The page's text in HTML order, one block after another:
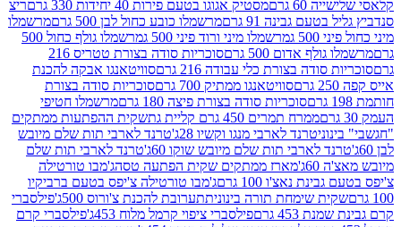
60 גרם
מסטיק אגוגו בטעם פירות 40 יחידות 330 גרם
ריצ
גבינה 91 גרם
מרשמלו כובע כחול לבן 500 גרם
מרשמלו
ג
מרשמלו מיני ורוד פיני 500 ג
מרשמלו גולף כחול 500
אדום 500 גרם
סוכריות סודה בצורת טטריס 216
בצורת כלי עבודה 216 גרם
סוויטאנגו אבקה להכנת
סוויטאנגו ממתיק 700 גרם
סוכריות סודה בצורת
סוכריות סודה בצורת פיצה 180 גרם
מרשמלו חטיפי
ממרח תמרים 450 גרם קליית גת
שקית ההפתעות ממתקים
טרנד לארבי מנגו וקשיו 28ג'
טרנד לארבי תות שלם מיובש
לארבי תות שלם מיובש שוקו 60ג'
טרנד לארבי תות שלם
מארז ממתקים שקית הפתעה טסהג'מבו טורטילה
נאצ'ו 100 גרם
ג'מבו טורטילה צ'יפס בטעם ברביקיו
שימחת תורה בינוניתתערובת להכנת צ'ורוס 500ג'
פילסברי
453 גרם
פילסברי ציפוי קרמל מלוח 453ג'
פילסברי קרם